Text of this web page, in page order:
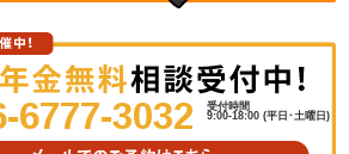
6777-3032
受付時間
9:00-18:00 (平日･土曜日)